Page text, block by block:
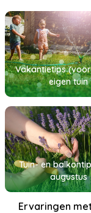
Vakantietips
eigen tuin
Tuin- en
augustus
Ervaringen